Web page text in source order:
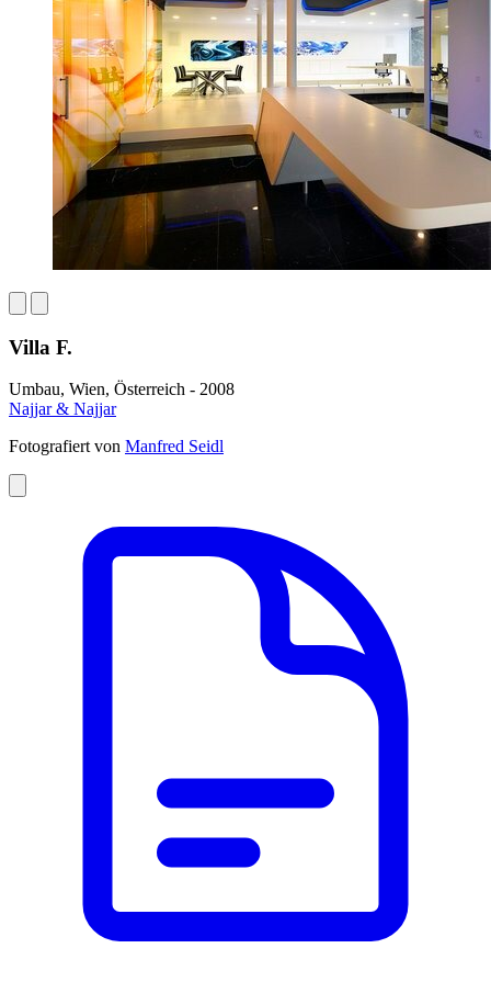
Villa F.
Umbau, Wien, Österreich - 2008
Najjar & Najjar
Fotografiert von Manfred Seidl